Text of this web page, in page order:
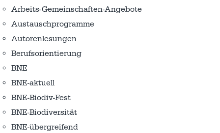
Arbeits-Gemeinschaften-Angebote
Austausch­programme
Autorenlesungen
Berufsorientierung
BNE
BNE-aktuell
BNE-Biodiv-Fest
BNE-Biodiversität
BNE-übergreifend